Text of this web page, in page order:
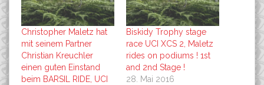
Christopher Maletz hat
mit seinem Partner
Christian Kreuchler
einen guten Einstand
beim BARSIL RIDE, UCI
Biskidy Trophy stage
race UCI XCS 2, Maletz
rides on podiums ! 1st
and 2nd Stage !
28. Mai 2016